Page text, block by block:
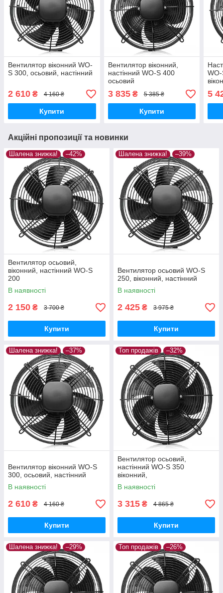
Вентилятор віконний WO-
S 300, осьовий, настінний
2 610 ₴ 4 160 ₴
Купити
Вентилятор віконний,
настінний WO-S 400
осьовий
3 835₴ 5 385 ₴
Купити
5
Акційні пропозиції та новинки
Шалена знижка! –42%
Вентилятор осьовий,
віконний, настінний WO-S
200
В наявності
2 150 ₴ 3 700 ₴
Купити
Шалена знижка! –39%
Вентилятор осьовий WO-S
250, віконний, настінний
В наявності
2 425 ₴ 3 975 ₴
Купити
Шалена знижка! –37%
Вентилятор віконний WO-S
300, осьовий, настінний
В наявності
2 610 ₴ 4 160 ₴
Купити
Топ продажів –32%
Вентилятор осьовий,
настінний WO-S 350
віконний,
В наявності
3 315 ₴ 4 865 ₴
Купити
Шалена знижка! –29% Топ продажів –26%